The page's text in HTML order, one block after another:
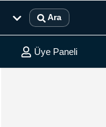
Ara
Üye Paneli